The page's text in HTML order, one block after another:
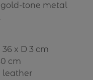
tone metal
x D 3 cm
cm
leather